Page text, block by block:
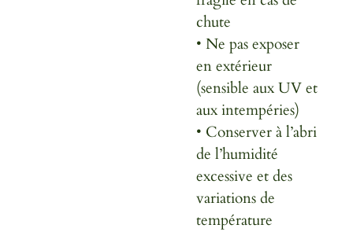
chute
• Ne pas exposer
en extérieur
(sensible aux UV et
aux intempéries)
• Conserver à l’abri
de l’humidité
excessive et des
variations de
température